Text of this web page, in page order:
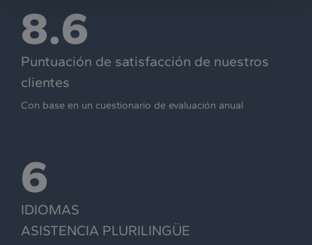
8.6
Puntuación de satisfacción de nuestros
clientes
Con base en un cuestionario de evaluación anual
6
IDIOMAS
ASISTENCIA PLURILINGÜE